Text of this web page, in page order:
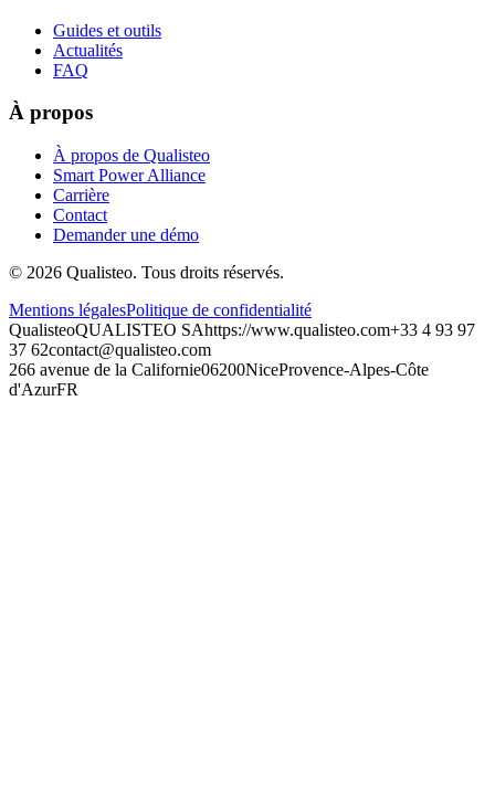
Guides et outils
Actualités
FAQ
À propos
À propos de Qualisteo
Smart Power Alliance
Carrière
Contact
Demander une démo
© 2026 Qualisteo. Tous droits réservés.
Mentions légalesPolitique de confidentialité
QualisteoQUALISTEO SAhttps://www.qualisteo.com+33 4 93 97
37 62contact@qualisteo.com
266 avenue de la Californie06200NiceProvence-Alpes-Côte
d'AzurFR